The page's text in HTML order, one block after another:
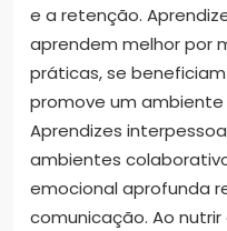
e a retenção.
aprendem melhor por
práticas, se
promove um
Aprendizes
ambientes
emocional aprofunda
comunicação. Ao